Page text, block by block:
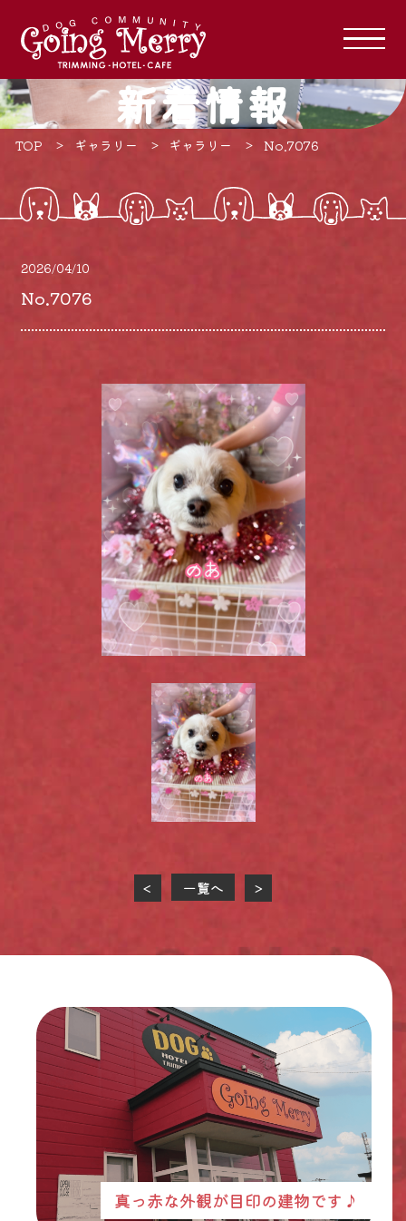
新着情報
TOP ギャラリー ギャラリー No.7076
2026/04/10
No.7076
< 一覧へ >
真っ赤な外観が目印の建物です♪